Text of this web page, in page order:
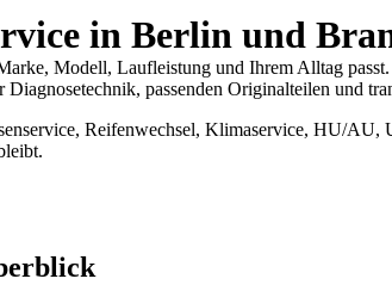
in Berlin und
Modell, Laufleistung und Ihrem Alltag
Diagnosetechnik, passenden Originalteilen und
Reifenwechsel, Klimaservice, HU/